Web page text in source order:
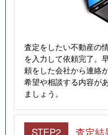
査定をしたい不動産の
を入力して依頼完了。
頼をした会社から連絡
希望や相談する内容が
ましょう。
STEP2 査定結